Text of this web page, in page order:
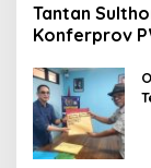
Tantan
Konferprov